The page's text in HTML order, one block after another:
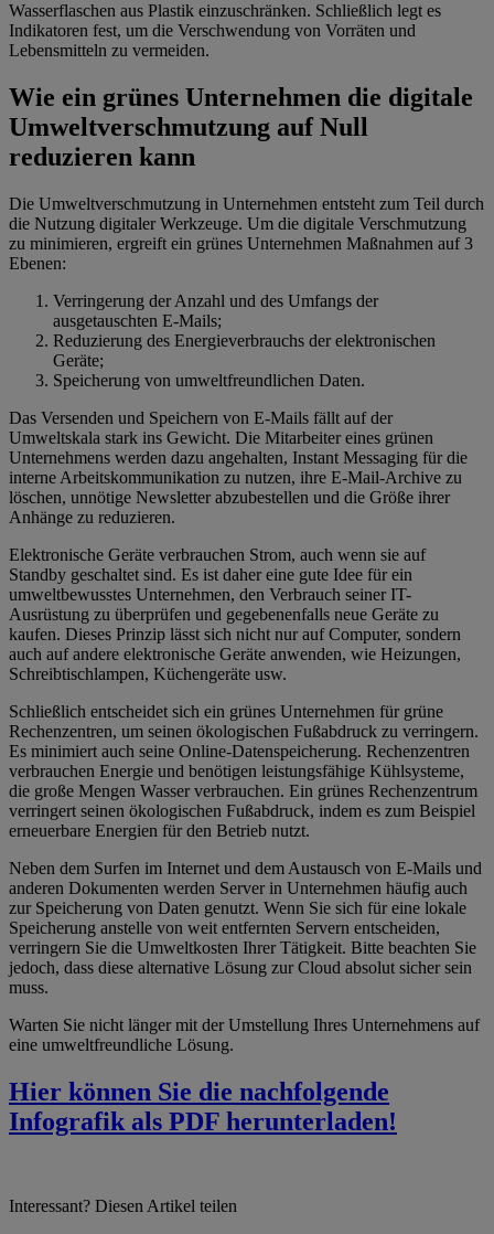
Wasserflaschen aus Plastik einzuschränken. Schließlich legt es
Indikatoren fest, um die Verschwendung von Vorräten und
Lebensmitteln zu vermeiden.
Wie ein grünes Unternehmen die digitale
Umweltverschmutzung auf Null
reduzieren kann
Die Umweltverschmutzung in Unternehmen entsteht zum Teil durch
die Nutzung digitaler Werkzeuge. Um die digitale Verschmutzung
zu minimieren, ergreift ein grünes Unternehmen Maßnahmen auf 3
Ebenen:
Verringerung der Anzahl und des Umfangs der
ausgetauschten E-Mails;
Reduzierung des Energieverbrauchs der elektronischen
Geräte;
Speicherung von umweltfreundlichen Daten.
Das Versenden und Speichern von E-Mails fällt auf der
Umweltskala stark ins Gewicht. Die Mitarbeiter eines grünen
Unternehmens werden dazu angehalten, Instant Messaging für die
interne Arbeitskommunikation zu nutzen, ihre E-Mail-Archive zu
löschen, unnötige Newsletter abzubestellen und die Größe ihrer
Anhänge zu reduzieren.
Elektronische Geräte verbrauchen Strom, auch wenn sie auf
Standby geschaltet sind. Es ist daher eine gute Idee für ein
umweltbewusstes Unternehmen, den Verbrauch seiner IT-
Ausrüstung zu überprüfen und gegebenenfalls neue Geräte zu
kaufen. Dieses Prinzip lässt sich nicht nur auf Computer, sondern
auch auf andere elektronische Geräte anwenden, wie Heizungen,
Schreibtischlampen, Küchengeräte usw.
Schließlich entscheidet sich ein grünes Unternehmen für grüne
Rechenzentren, um seinen ökologischen Fußabdruck zu verringern.
Es minimiert auch seine Online-Datenspeicherung. Rechenzentren
verbrauchen Energie und benötigen leistungsfähige Kühlsysteme,
die große Mengen Wasser verbrauchen. Ein grünes Rechenzentrum
verringert seinen ökologischen Fußabdruck, indem es zum Beispiel
erneuerbare Energien für den Betrieb nutzt.
Neben dem Surfen im Internet und dem Austausch von E-Mails und
anderen Dokumenten werden Server in Unternehmen häufig auch
zur Speicherung von Daten genutzt. Wenn Sie sich für eine lokale
Speicherung anstelle von weit entfernten Servern entscheiden,
verringern Sie die Umweltkosten Ihrer Tätigkeit. Bitte beachten Sie
jedoch, dass diese alternative Lösung zur Cloud absolut sicher sein
muss.
Warten Sie nicht länger mit der Umstellung Ihres Unternehmens auf
eine umweltfreundliche Lösung.
Hier können Sie die nachfolgende
Infografik als PDF herunterladen!
Interessant? Diesen Artikel teilen